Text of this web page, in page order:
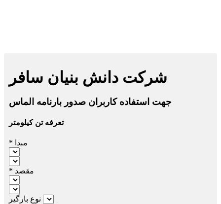
شرکت دانش بنیان سافر
جهت استفاده کاربران صدور بارنامه الماس
تعرفه تن کیلومتر
* مبدا
* مقصد
نوع بارگیر